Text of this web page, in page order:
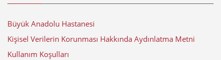
Büyük Anadolu Hastanesi
Kişisel Verilerin Korunması Hakkında Aydınlatma Metni
Kullanım Koşulları